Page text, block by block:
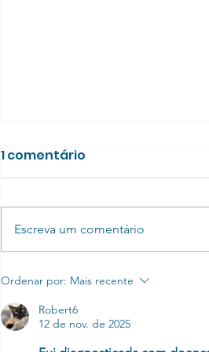
1 comentário
Escreva um comentário
Ordenar por: Mais recente
Robert6
12 de nov. de 2025